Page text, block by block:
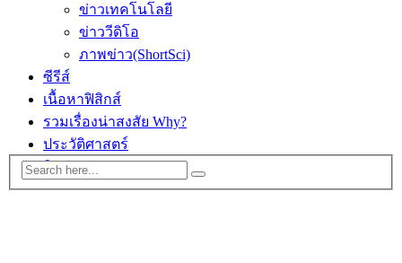
ข่าวเทคโนโลยี
ข่าววีดิโอ
ภาพข่าว(ShortSci)
ซีรีส์
เนื้อหาฟิสิกส์
รวมเรื่องน่าสงสัย Why?
ประวัติศาสตร์
ติดต่อ